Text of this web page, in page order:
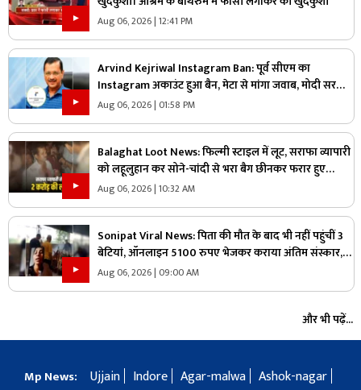
Aug 06, 2026 | 12:41 PM
Arvind Kejriwal Instagram Ban: पूर्व सीएम का
Instagram अकाउंट हुआ बैन, मेटा से मांगा जवाब, मोदी सरकार
पर लगाया ये आरोप
Aug 06, 2026 | 01:58 PM
Balaghat Loot News: फिल्मी स्टाइल में लूट, सराफा व्यापारी
को लहूलुहान कर सोने-चांदी से भरा बैग छीनकर फरार हुए
बदमाश, पूरे शहर में नाकेबंदी
Aug 06, 2026 | 10:32 AM
Sonipat Viral News: पिता की मौत के बाद भी नहीं पहुंचीं 3
बेटियां, ऑनलाइन 5100 रुपए भेजकर कराया अंतिम संस्कार,
वीडियो कॉल पर बोली- “अभी और कितना टाइम लगेगा?”
Aug 06, 2026 | 09:00 AM
और भी पढ़ें...
Mp News: Ujjain Indore Agar-malwa Ashok-nagar